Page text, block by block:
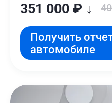
351 000 ₽ ↓
Получить
автомобиле